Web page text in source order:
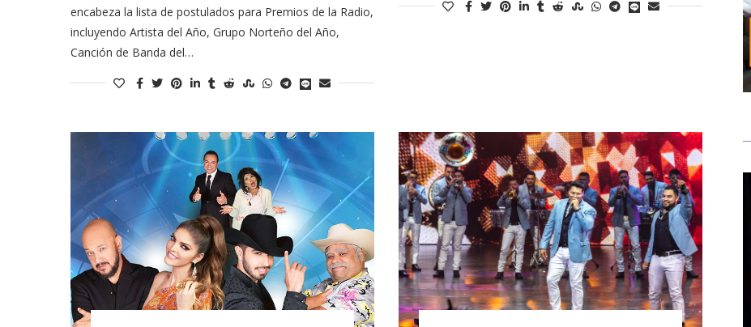
encabeza la lista de postulados para Premios de la Radio,
incluyendo Artista del Año, Grupo Norteño del Año,
Canción de Banda del…